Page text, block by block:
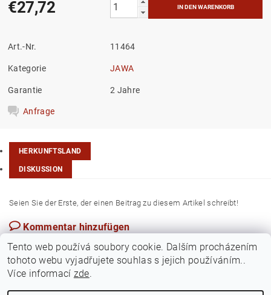
€27,72
Art.-Nr. 11464
Kategorie JAWA
Garantie 2 Jahre
Anfrage
HERKUNFTSLAND
DISKUSSION
Seien Sie der Erste, der einen Beitrag zu diesem Artikel schreibt!
Kommentar hinzufügen
Tento web používá soubory cookie. Dalším procházením
tohoto webu vyjadřujete souhlas s jejich používáním..
Více informací zde.